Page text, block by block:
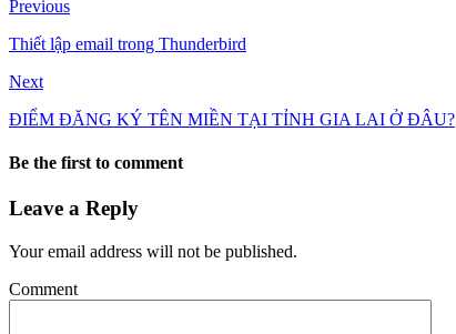
Previous
Thiết lập email trong Thunderbird
Next
ĐIỂM ĐĂNG KÝ TÊN MIỀN TẠI TỈNH GIA LAI Ở ĐÂU?
Be the first to comment
Leave a Reply
Your email address will not be published.
Comment